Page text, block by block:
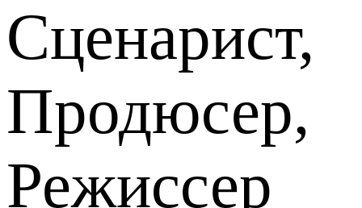
Сценарист,
Продюсер,
Режиссер